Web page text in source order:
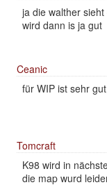
ja die walther
wird dann is ja gut
Ceanic
für WIP ist sehr
Tomcraft
K98 wird in
die map wurd